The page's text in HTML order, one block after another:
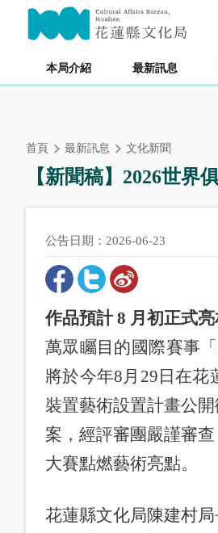
內
本局介紹 最新訊息
主要內容區塊
首頁 最新訊息 文化新聞
【新聞稿】2026世界
公告日期：2026-06-23
作品預計 8 月初正式
萬眾矚目的國際賽事
將於今年8月29日在花
裝置藝術設置計畫公
案，經評審團嚴謹審
大賽點燃藝術亮點。
花蓮縣文化局陳建村